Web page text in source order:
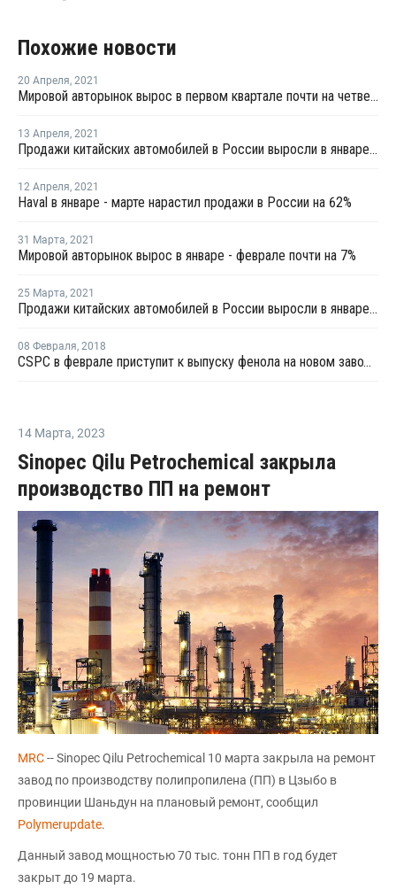
Похожие новости
20 Апреля, 2021
Мировой авторынок вырос в первом квартале почти на четверть
13 Апреля, 2021
Продажи китайских автомобилей в России выросли в январе - марте на 79%
12 Апреля, 2021
Haval в январе - марте нарастил продажи в России на 62%
31 Марта, 2021
Мировой авторынок вырос в январе - феврале почти на 7%
25 Марта, 2021
Продажи китайских автомобилей в России выросли в январе - феврале на 73%
08 Февраля, 2018
CSPC в феврале приступит к выпуску фенола на новом заводе в Китае
14 Марта, 2023
Sinopec Qilu Petrochemical закрыла
производство ПП на ремонт
MRC-- Sinopec Qilu Petrochemical 10 марта закрыла на ремонт
завод по производству полипропилена (ПП) в Цзыбо в
провинции Шаньдун на плановый ремонт, сообщил
Polymerupdate.
Данный завод мощностью 70 тыс. тонн ПП в год будет
закрыт до 19 марта.